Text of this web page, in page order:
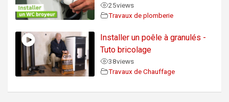
25views
Travaux de plomberie
Installer un poêle à granulés -
Tuto bricolage
38views
Travaux de Chauffage